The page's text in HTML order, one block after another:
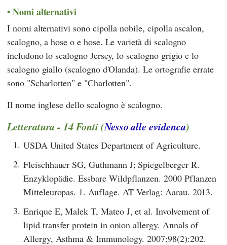
Nomi alternativi
I nomi alternativi sono cipolla nobile, cipolla ascalon,
scalogno, a hose o e hose. Le varietà di scalogno
includono lo scalogno Jersey, lo scalogno grigio e lo
scalogno giallo (scalogno d'Olanda). Le ortografie errate
sono "Scharlotten" e "Charlotten".
Il nome inglese dello scalogno è scalogno.
Letteratura - 14 Fonti (Nesso alle evidenca)
1. USDA United States Department of Agriculture.
2. Fleischhauer SG, Guthmann J; Spiegelberger R.
Enzyklopädie. Essbare Wildpflanzen. 2000 Pflanzen
Mitteleuropas. 1. Auflage. AT Verlag: Aarau. 2013.
3. Enrique E, Malek T, Mateo J, et al. Involvement of
lipid transfer protein in onion allergy. Annals of
Allergy, Asthma & Immunology. 2007;98(2):202.